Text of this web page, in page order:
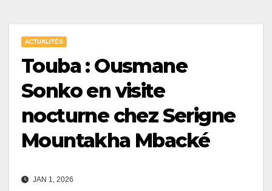
ACTUALITÉS
Touba : Ousmane
Sonko en visite
nocturne chez Serigne
Mountakha Mbacké
JAN 1, 2026